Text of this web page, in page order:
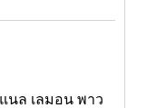
นล เลมอน พาว